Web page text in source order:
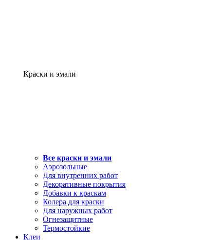
Краски и эмали
Все краски и эмали
Аэрозольные
Для внутренних работ
Декоративные покрытия
Добавки к краскам
Колера для краски
Для наружных работ
Огнезащитные
Термостойкие
Клеи